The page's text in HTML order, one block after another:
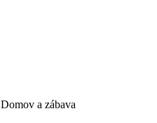
Domov a zábava